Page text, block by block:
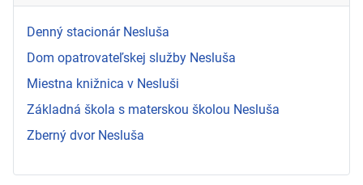
Denný stacionár Nesluša
Dom opatrovateľskej služby Nesluša
Miestna knižnica v Nesluši
Základná škola s materskou školou Nesluša
Zberný dvor Nesluša